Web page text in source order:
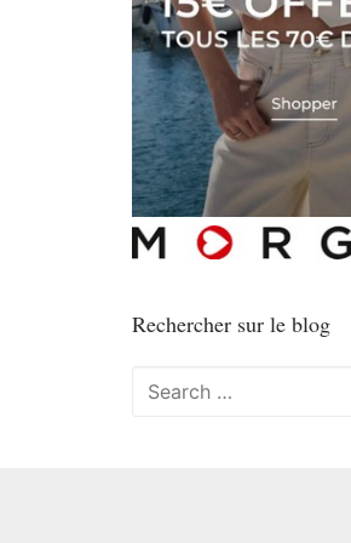
Rechercher sur le blog
Rechercher